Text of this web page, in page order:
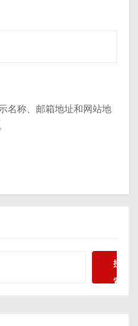
名称、邮箱地址和网站地
搜
索